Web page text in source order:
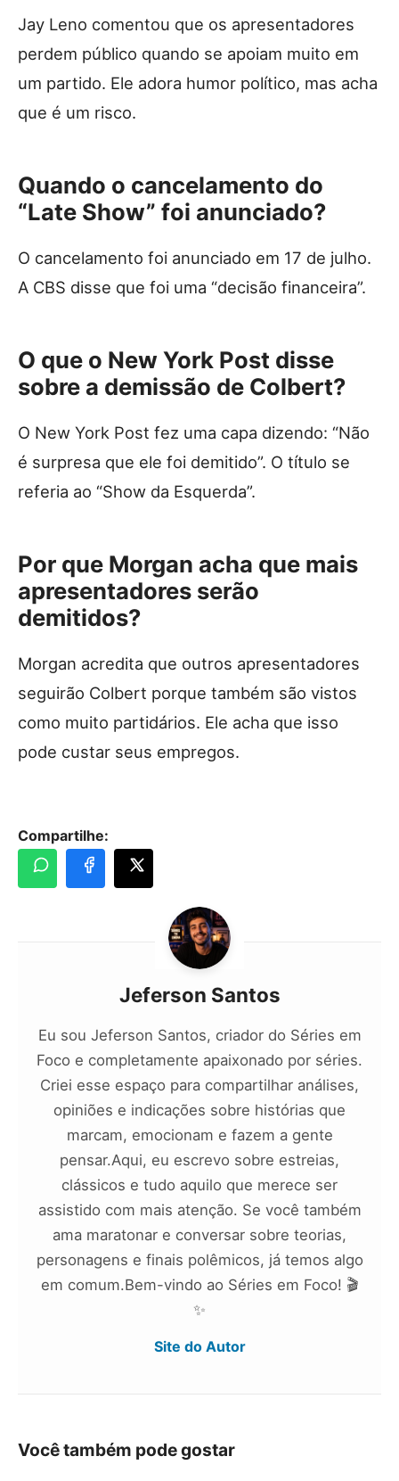
Jay Leno comentou que os apresentadores
perdem público quando se apoiam muito em
um partido. Ele adora humor político, mas acha
que é um risco.
Quando o cancelamento do
“Late Show” foi anunciado?
O cancelamento foi anunciado em 17 de julho.
A CBS disse que foi uma “decisão financeira”.
O que o New York Post disse
sobre a demissão de Colbert?
O New York Post fez uma capa dizendo: “Não
é surpresa que ele foi demitido”. O título se
referia ao “Show da Esquerda”.
Por que Morgan acha que mais
apresentadores serão
demitidos?
Morgan acredita que outros apresentadores
seguirão Colbert porque também são vistos
como muito partidários. Ele acha que isso
pode custar seus empregos.
Compartilhe:
Jeferson Santos
Eu sou Jeferson Santos, criador do Séries em
Foco e completamente apaixonado por séries.
Criei esse espaço para compartilhar análises,
opiniões e indicações sobre histórias que
marcam, emocionam e fazem a gente
pensar.Aqui, eu escrevo sobre estreias,
clássicos e tudo aquilo que merece ser
assistido com mais atenção. Se você também
ama maratonar e conversar sobre teorias,
personagens e finais polêmicos, já temos algo
em comum.Bem-vindo ao Séries em Foco! 🎬
✨
Site do Autor
Você também pode gostar